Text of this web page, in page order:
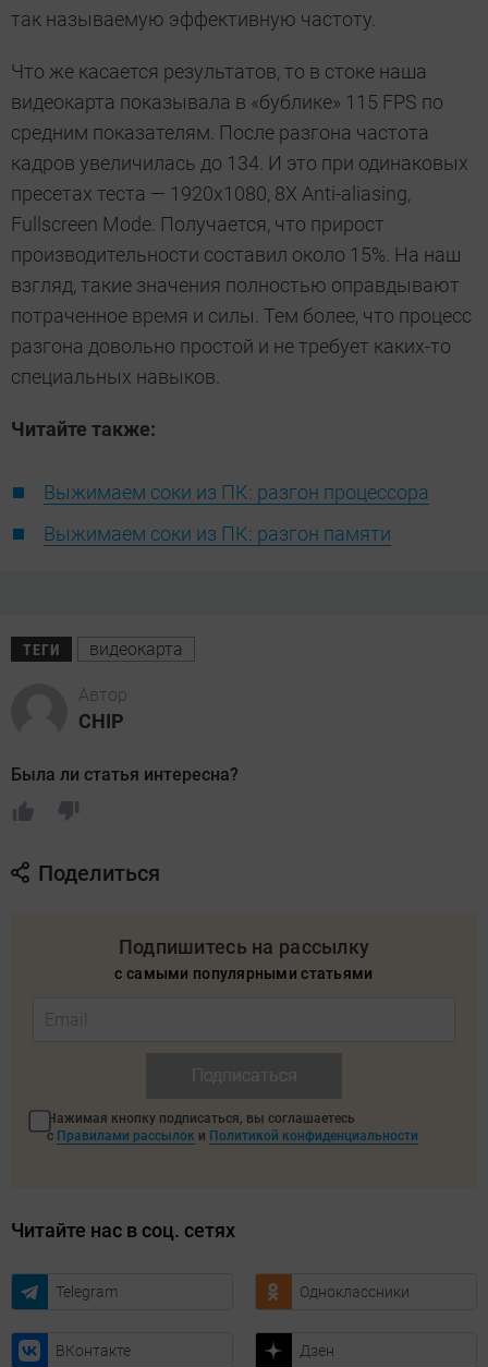
так называемую эффективную частоту.
Что же касается результатов, то в стоке наша
видеокарта показывала в «бублике» 115 FPS по
средним показателям. После разгона частота
кадров увеличилась до 134. И это при одинаковых
пресетах теста — 1920х1080, 8X Anti-aliasing,
Fullscreen Mode. Получается, что прирост
производительности составил около 15%. На наш
взгляд, такие значения полностью оправдывают
потраченное время и силы. Тем более, что процесс
разгона довольно простой и не требует каких-то
специальных навыков.
Читайте также:
Выжимаем соки из ПК: разгон процессора
Выжимаем соки из ПК: разгон памяти
ТЕГИ видеокарта
Автор
CHIP
Была ли статья интересна?
Поделиться
Подпишитесь на рассылку
с самыми популярными статьями
Нажимая кнопку подписаться, вы соглашаетесь
с Правилами рассылок и Политикой конфиденциальности
Читайте нас в соц. сетях
Telegram Одноклассники
ВКонтакте Дзен